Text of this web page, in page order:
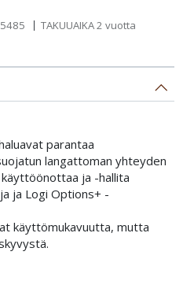
TAKUUAIKA 2 vuotta
parantaa
langattoman yhteyden
ja -hallita
ja Logi Options+ -
käyttömukavuutta, mutta